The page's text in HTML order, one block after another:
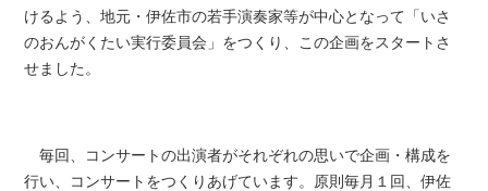
けるよう、地元・伊佐市の若手演奏家等が中心となって「いさ
のおんがくたい実行委員会」をつくり、この企画をスタートさ
せました。
毎回、コンサートの出演者がそれぞれの思いで企画・構成を
行い、コンサートをつくりあげています。原則毎月１回、伊佐